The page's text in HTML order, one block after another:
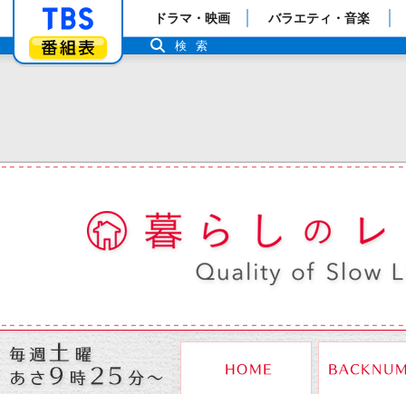
「TBSテレビ」トップページ
番組表
ドラマ・映画 バラエティ・音楽
検索